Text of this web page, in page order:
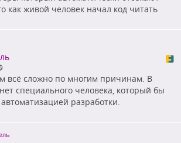
как живой человек начал код читать
всё сложно по многим причинам. В
специального человека, который бы
разработки.